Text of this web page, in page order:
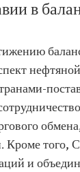
в
того,
и